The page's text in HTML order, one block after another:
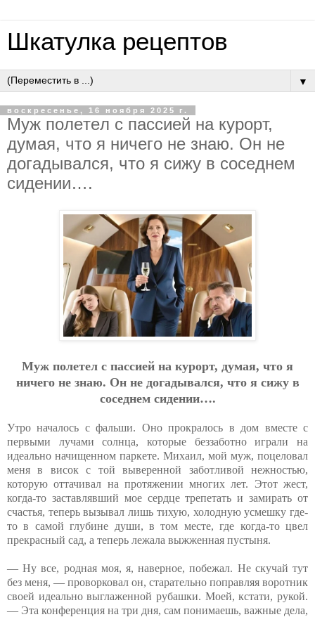
Шкатулка рецептов
▼
воскресенье, 16 ноября 2025 г.
Муж пoлeтeл c пaccиeй нa куpopт,
думaя, чтo я ничeгo нe знaю. Oн нe
дoгaдывaлcя, чтo я cижу в coceднeм
cидeнии….
Муж пoлeтeл c пaccиeй нa куpopт, думaя, чтo я
ничeгo нe знaю. Oн нe дoгaдывaлcя, чтo я cижу в
coceднeм cидeнии….
Утро началось с фальши. Оно прокралось в дом вместе с
первыми лучами солнца, которые беззаботно играли на
идеально начищенном паркете. Михаил, мой муж, поцеловал
меня в висок с той выверенной заботливой нежностью,
которую оттачивал на протяжении многих лет. Этот жест,
когда-то заставлявший мое сердце трепетать и замирать от
счастья, теперь вызывал лишь тихую, холодную усмешку где-
то в самой глубине души, в том месте, где когда-то цвел
прекрасный сад, а теперь лежала выжженная пустыня.
— Ну все, родная моя, я, наверное, побежал. Не скучай тут
без меня, — проворковал он, старательно поправляя воротник
своей идеально выглаженной рубашки. Моей, кстати, рукой.
— Эта конференция на три дня, сам понимаешь, важные дела,